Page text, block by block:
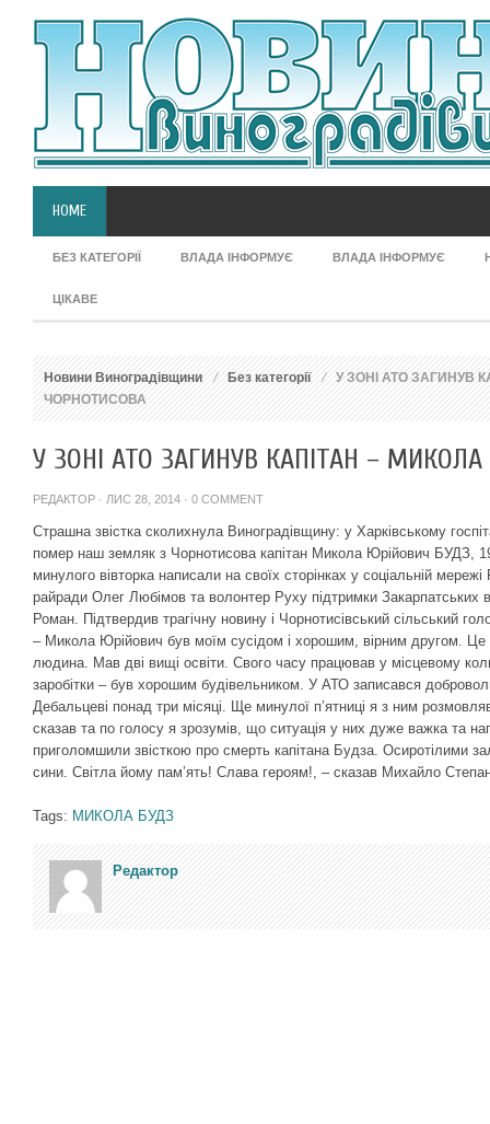
HOME
БЕЗ КАТЕГОРІЇ ВЛАДА ІНФОРМУЄ ВЛАДА ІНФОРМУЄ
ЦІКАВЕ
Новини Виноградівщини Без категорії
У ЗОНІ АТО ЗАГИНУВ
ЧОРНОТИСОВА
У ЗОНІ АТО ЗАГИНУВ КАПІТАН –
РЕДАКТОР · ЛИС 28, 2014 · 0 COMMENT
Страшна звістка сколихнула Виноградівщину: у Харківському
помер наш земляк з Чорнотисова капітан Микола Юрійович БУДЗ,
минулого вівторка написали на своїх сторінках у соціальній
райради Олег Любімов та волонтер Руху підтримки Закарпатських
Роман. Підтвердив трагічну новину і Чорнотисівський сільський
– Микола Юрійович був моїм сусідом і хорошим, вірним другом.
людина. Мав дві вищі освіти. Свого часу працював у місцевому
заробітки – був хорошим будівельником. У АТО записався
Дебальцеві понад три місяці. Ще минулої п’ятниці я з ним
сказав та по голосу я зрозумів, що ситуація у них дуже важка та
приголомшили звісткою про смерть капітана Будза. Осиротілими
сини. Світла йому пам’ять! Слава героям!, – сказав Михайло
Tags: МИКОЛА БУДЗ
Редактор